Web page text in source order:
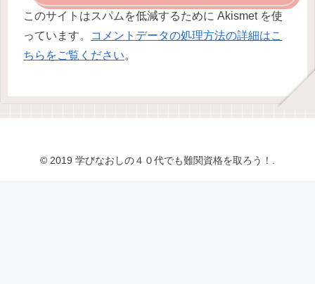
このサイトはスパムを低減するために Akismet を使
っています。
コメントデータの処理方法の詳細はこ
ちらをご覧ください。
© 2019 学びなおしの４０代でも難関資格を取ろう！.